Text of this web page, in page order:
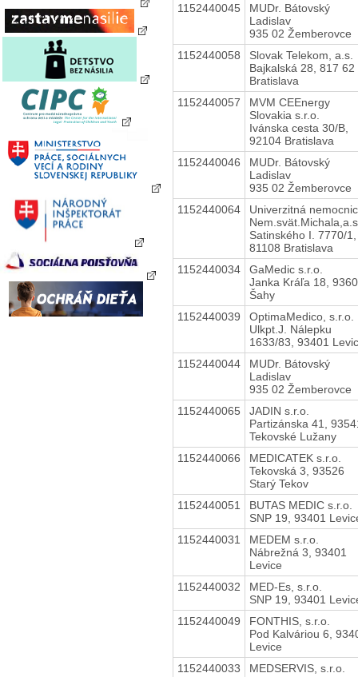
1152440045
MUDr. Bátovský
Ladislav
935 02 Žemberovce
1152440058
Slovak Telekom, a.s.
Bajkalská 28, 817 62
Bratislava
1152440057
MVM CEEnergy
Slovakia s.r.o.
Ivánska cesta 30/B,
92104 Bratislava
1152440046
MUDr. Bátovský
Ladislav
935 02 Žemberovce
1152440064
Univerzitná
Satinského I. 7770/1,
81108 Bratislava
1152440034
GaMedic s.r.o.
Janka Kráľa 18,
Šahy
1152440039
OptimaMedico, s.r.o.
Ulkpt.J. Nálepku
1633/83, 93401
1152440044
MUDr. Bátovský
Ladislav
935 02 Žemberovce
1152440065
JADIN s.r.o.
Partizánska 41,
Tekovské Lužany
1152440066
MEDICATEK s.r.o.
Tekovská 3, 93526
Starý Tekov
1152440051
BUTAS MEDIC s.r.o.
SNP 19, 93401
1152440031
MEDEM s.r.o.
Nábrežná 3, 93401
Levice
1152440032
MED-Es, s.r.o.
SNP 19, 93401
1152440049
FONTHIS, s.r.o.
Pod Kalváriou 6,
Levice
1152440033
MEDSERVIS, s.r.o.